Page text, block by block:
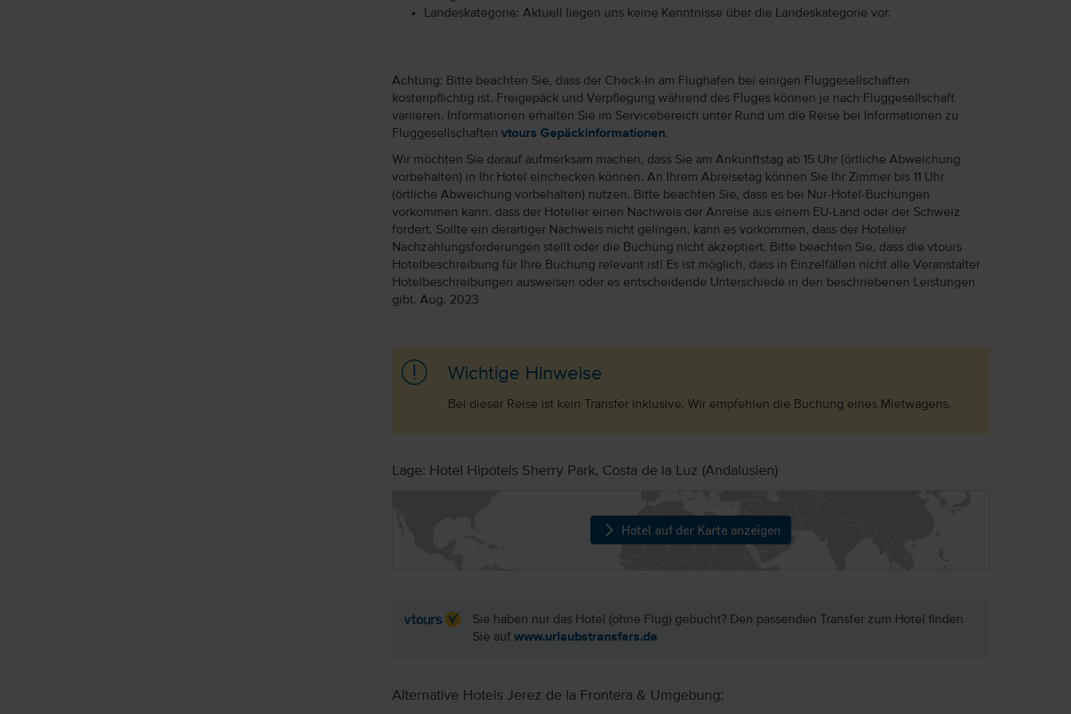
Landeskategorie: Aktuell liegen uns keine Kenntnisse über die Landeskategorie vor.
Achtung: Bitte beachten Sie, dass der Check-In am Flughafen bei einigen Fluggesellschaften
kostenpflichtig ist. Freigepäck und Verpflegung während des Fluges können je nach Fluggesellschaft
variieren. Informationen erhalten Sie im Servicebereich unter Rund um die Reise bei Informationen zu
Fluggesellschaften vtours Gepäckinformationen.
Wir möchten Sie darauf aufmerksam machen, dass Sie am Ankunftstag ab 15 Uhr (örtliche Abweichung
vorbehalten) in Ihr Hotel einchecken können. An Ihrem Abreisetag können Sie Ihr Zimmer bis 11 Uhr
(örtliche Abweichung vorbehalten) nutzen. Bitte beachten Sie, dass es bei Nur-Hotel-Buchungen
vorkommen kann, dass der Hotelier einen Nachweis der Anreise aus einem EU-Land oder der Schweiz
fordert. Sollte ein derartiger Nachweis nicht gelingen, kann es vorkommen, dass der Hotelier
Nachzahlungsforderungen stellt oder die Buchung nicht akzeptiert. Bitte beachten Sie, dass die vtours
Hotelbeschreibung für Ihre Buchung relevant ist! Es ist möglich, dass in Einzelfällen nicht alle Veranstalter
Hotelbeschreibungen ausweisen oder es entscheidende Unterschiede in den beschriebenen Leistungen
gibt. Aug. 2023
Wichtige Hinweise
Bei dieser Reise ist kein Transfer inklusive. Wir empfehlen die Buchung eines Mietwagens.
Lage: Hotel Hipotels Sherry Park, Costa de la Luz (Andalusien)
Hotel auf der Karte anzeigen
Sie haben nur das Hotel (ohne Flug) gebucht? Den passenden Transfer zum Hotel finden
Sie aufwww.urlaubstransfers.de
Alternative Hotels Jerez de la Frontera & Umgebung: